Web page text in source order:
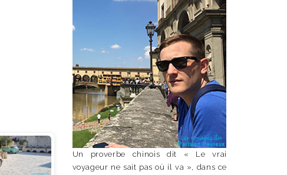
Un proverbe chinois dit « Le vrai
voyageur ne sait pas où il va », dans ce